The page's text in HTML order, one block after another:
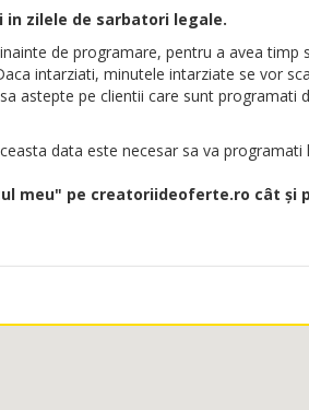
zilele de sarbatori legale.
de programare, pentru a avea timp
intarziati, minutele intarziate se vor
astepte pe clientii care sunt programati
data este necesar sa va
meu" pe creatoriideoferte.ro cât și